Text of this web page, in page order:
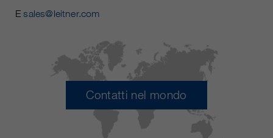
Esales@leitner.com
Contatti nel mondo